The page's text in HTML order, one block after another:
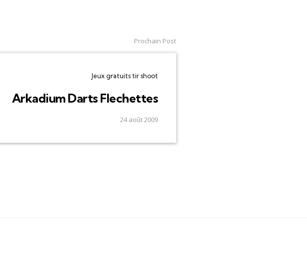
Prochain Post
Jeux gratuits tir shoot
Arkadium Darts Flechettes
24 août 2009